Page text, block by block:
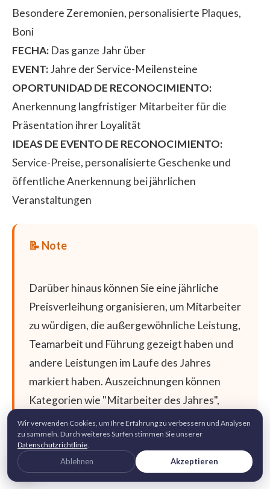
Besondere Zeremonien, personalisierte Plaques,
Boni
FECHA: Das ganze Jahr über
EVENT:Jahre der Service-Meilensteine
OPORTUNIDAD DE RECONOCIMIENTO:
Anerkennung langfristiger Mitarbeiter für die
Präsentation ihrer Loyalität
IDEAS DE EVENTO DE RECONOCIMIENTO:
Service-Preise, personalisierte Geschenke und
öffentliche Anerkennung bei jährlichen
Veranstaltungen
Darüber hinaus können Sie eine jährliche
Preisverleihung organisieren, um Mitarbeiter
zu würdigen, die außergewöhnliche Leistung,
Teamarbeit und Führung gezeigt haben und
andere Leistungen im Laufe des Jahres
markiert haben. Auszeichnungen können
Kategorien wie "Mitarbeiter des Jahres",
"Team des Jahres", "Innovation Award" und
"Customer Service Excellence Award"
abdecken.
Wir verwenden Cookies, um Ihre Erfahrung zu verbessern und Analysen
zu sammeln. Durch weiteres Surfen stimmen Sie unserer
Datenschutzrichtlinie.
Ablehnen Akzeptieren